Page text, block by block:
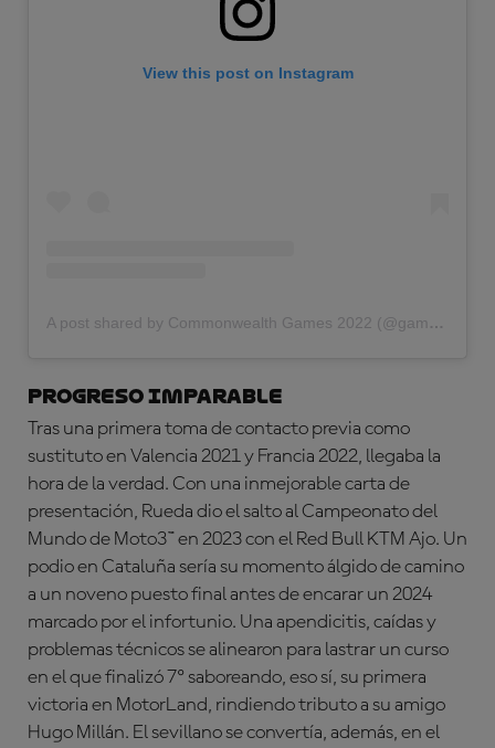
View this post on Instagram
A post shared by Commonwealth Games 2022 (@gamescommonwealth)
PROGRESO IMPARABLE
Tras una primera toma de contacto previa como
sustituto en Valencia 2021 y Francia 2022, llegaba la
hora de la verdad. Con una inmejorable carta de
presentación, Rueda dio el salto al Campeonato del
Mundo de Moto3™ en 2023 con el Red Bull KTM Ajo. Un
podio en Cataluña sería su momento álgido de camino
a un noveno puesto final antes de encarar un 2024
marcado por el infortunio. Una apendicitis, caídas y
problemas técnicos se alinearon para lastrar un curso
en el que finalizó 7º saboreando, eso sí, su primera
victoria en MotorLand, rindiendo tributo a su amigo
Hugo Millán. El sevillano se convertía, además, en el